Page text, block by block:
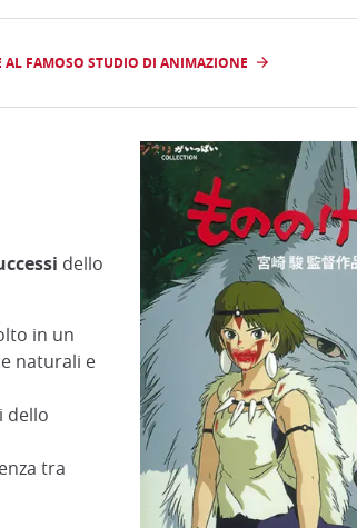
FAMOSO STUDIO DI ANIMAZIONE
dello
in un
naturali e
dello
tra